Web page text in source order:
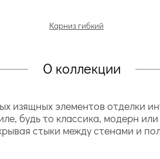
Карниз гибкий
О коллекции
элементов отделки
будь то классика, модерн
стыки между стенами и